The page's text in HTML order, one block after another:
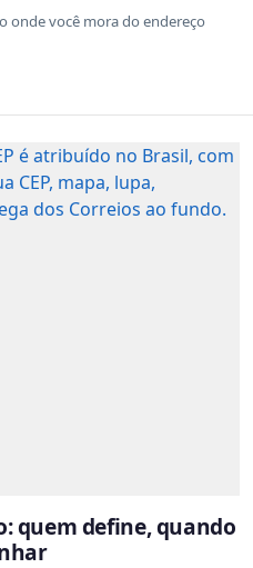
onde você mora do endereço
quem define, quando